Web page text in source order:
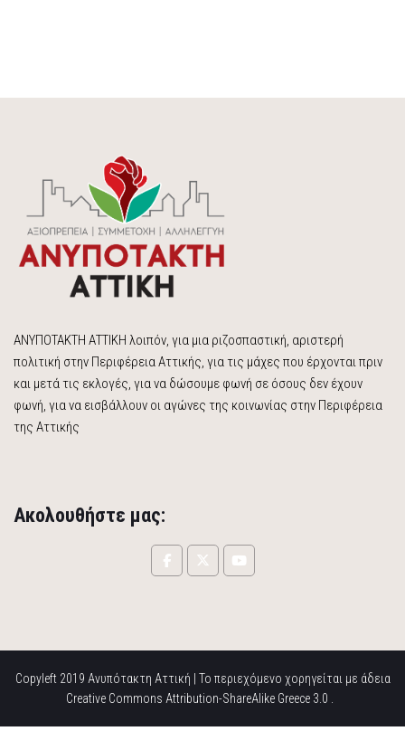
ΑΝΥΠΟΤΑΚΤΗ ΑΤΤΙΚΗ λοιπόν, για μια ριζοσπαστική, αριστερή
πολιτική στην Περιφέρεια Αττικής, για τις μάχες που έρχονται πριν
και μετά τις εκλογές, για να δώσουμε φωνή σε όσους δεν έχουν
φωνή, για να εισβάλλουν οι αγώνες της κοινωνίας στην Περιφέρεια
της Αττικής
Ακολουθήστε μας:
Copyleft 2019 Ανυπότακτη Αττική | Το περιεχόμενο χορηγείται με άδεια
Creative Commons Attribution-ShareAlike Greece 3.0 .